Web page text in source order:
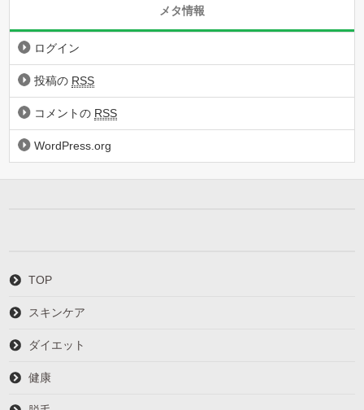
メタ情報
ログイン
投稿の RSS
コメントの RSS
WordPress.org
TOP
スキンケア
ダイエット
健康